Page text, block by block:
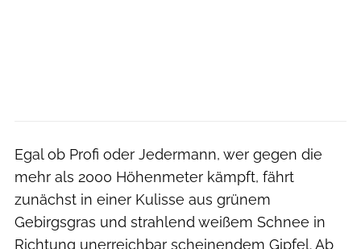
Egal ob Profi oder Jedermann, wer gegen die
mehr als 2000 Höhenmeter kämpft, fährt
zunächst in einer Kulisse aus grünem
Gebirgsgras und strahlend weißem Schnee in
Richtung unerreichbar scheinendem Gipfel. Ab